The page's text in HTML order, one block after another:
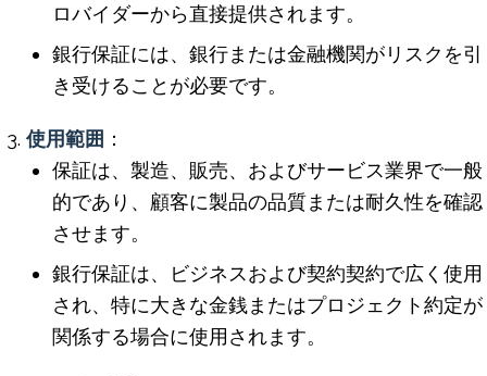
ロバイダーから直接提供されます。
銀行保証には、銀行または金融機関がリスクを引
き受けることが必要です。
使用範囲 ：
保証は、製造、販売、およびサービス業界で一般
的であり、顧客に製品の品質または耐久性を確認
させます。
銀行保証は、ビジネスおよび契約契約で広く使用
され、特に大きな金銭またはプロジェクト約定が
関係する場合に使用されます。